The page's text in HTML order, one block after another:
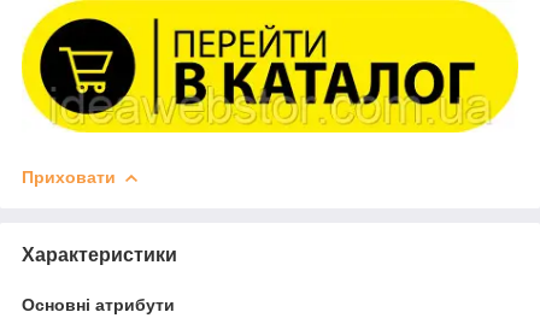
Приховати
Характеристики
Основні атрибути